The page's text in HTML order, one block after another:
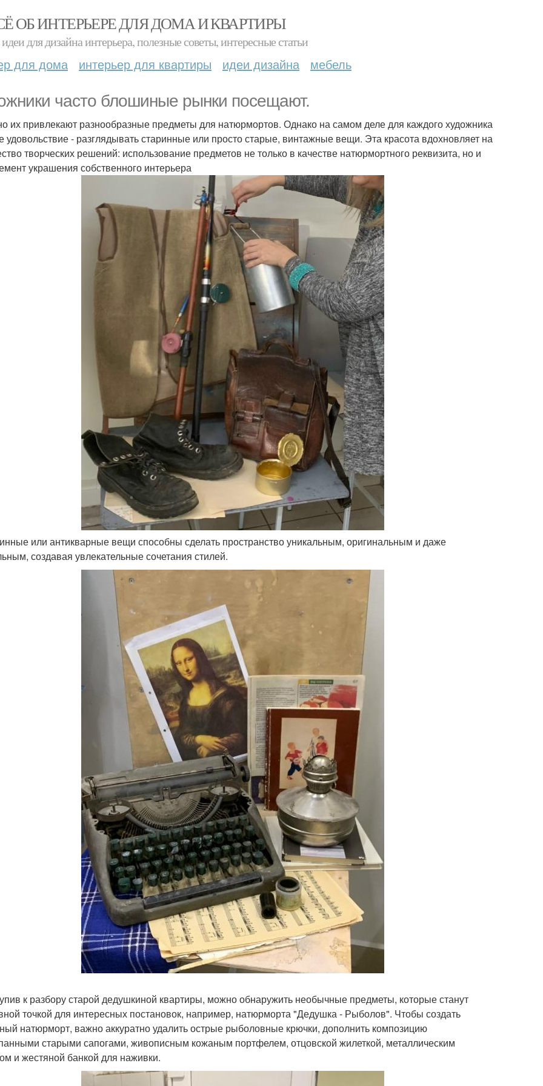
ОБ ИНТЕРЬЕРЕ ДЛЯ ДОМА И КВАРТИРЫ
для дизайна интерьера, полезные советы, интересные статьи
для дома интерьер для квартиры идеи дизайна мебель
часто блошиные рынки посещают.
их привлекают разнообразные предметы для натюрмортов. Однако на самом деле для каждого художника
удовольствие - разглядывать старинные или просто старые, винтажные вещи. Эта красота вдохновляет на
творческих решений: использование предметов не только в качестве натюрмортного реквизита, но и
украшения собственного интерьера
или антикварные вещи способны сделать пространство уникальным, оригинальным и даже
создавая увлекательные сочетания стилей.
к разбору старой дедушкиной квартиры, можно обнаружить необычные предметы, которые станут
точкой для интересных постановок, например, натюрморта "Дедушка - Рыболов". Чтобы создать
натюрморт, важно аккуратно удалить острые рыболовные крючки, дополнить композицию
старыми сапогами, живописным кожаным портфелем, отцовской жилеткой, металлическим
и жестяной банкой для наживки.